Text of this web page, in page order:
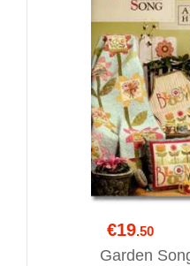
€19.50
Garden